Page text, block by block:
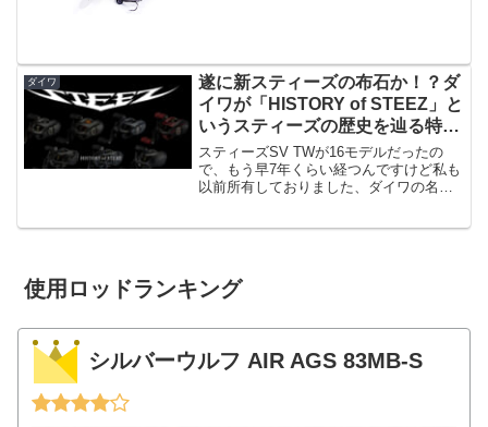
ダイワ
遂に新スティーズの布石か！？ダ
イワが「HISTORY of STEEZ」と
いうスティーズの歴史を辿る特設
サイトを公開
スティーズSV TWが16モデルだったの
で、もう早7年くらい経つんですけど私も
以前所有しておりました、ダイワの名作
使用ロッドランキング
シルバーウルフ AIR AGS 83MB-S